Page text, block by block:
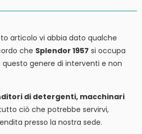
articolo vi abbia dato qualche
che Splendor 1957 si occupa
questo genere di interventi e non
di detergenti, macchinari
ciò che potrebbe servirvi,
presso la nostra sede.